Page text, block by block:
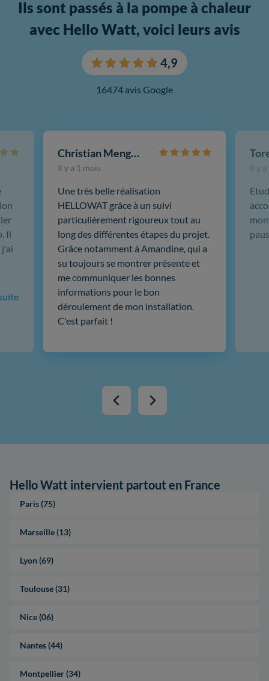
Ils sont passés à la pompe à chaleur
avec Hello Watt, voici leurs avis
4,9
16474 avis Google
Christian Mengotti
Il y a 1 mois
Une très belle réalisation
HELLOWAT grâce à un suivi
particulièrement rigoureux tout au
long des différentes étapes du projet.
Grâce notamment à Amandine, qui a
su toujours se montrer présente et
me communiquer les bonnes
informations pour le bon
déroulement de mon installation.
C'est parfait !
Il y
Il
Hello Watt intervient partout en France
Paris (75)
Marseille (13)
Lyon (69)
Toulouse (31)
Nice (06)
Nantes (44)
Montpellier (34)